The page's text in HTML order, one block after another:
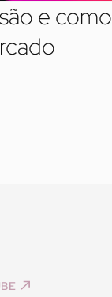
e como